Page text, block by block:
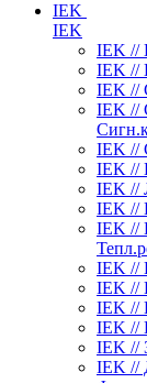
IEK
IEK
IEK
IEK //
IEK //
IEK //
IEK //
IEK //
IEK //
IEK //
IEK //
IEK //
IEK //
IEK //
IEK //
IEK //
IEK //